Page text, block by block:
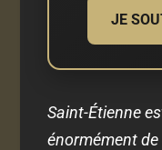
JE
Saint-Étienne
énormément de